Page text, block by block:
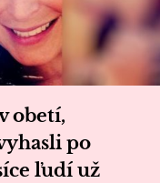
obetí,
po
ľudí už